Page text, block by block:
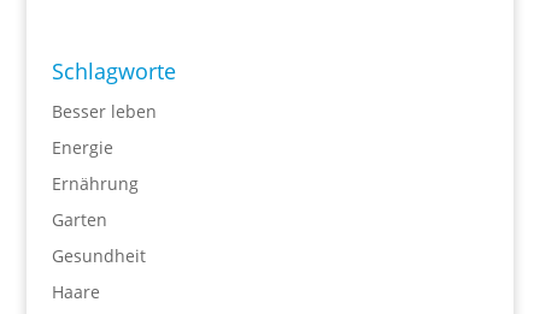
Schlagworte
Besser leben
Energie
Ernährung
Garten
Gesundheit
Haare